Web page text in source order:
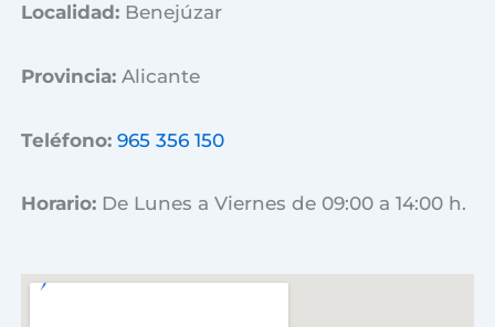
Localidad: Benejúzar
Provincia:Alicante
Teléfono: 965 356 150
Horario: De Lunes a Viernes de 09:00 a 14:00 h.